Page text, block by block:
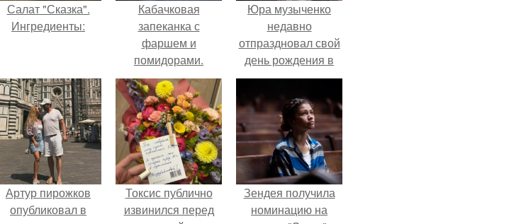
Салат "Сказка".
Ингредиенты:
Кабачковая
запеканка с
фаршем и
помидорами.
Юра музыченко
недавно
отпраздновал свой
день рождения в
кругу самых
близких и родных
людей.
Артур пирожков
опубликовал в
Токсис публично
извинился перед
Зендея получила
номинацию на